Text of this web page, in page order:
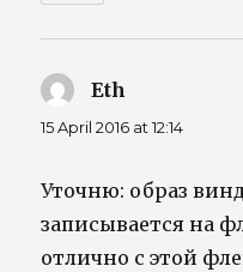
Eth
15 April 2016 at 12:14
Уточню: образ
записывается на
отлично с этой